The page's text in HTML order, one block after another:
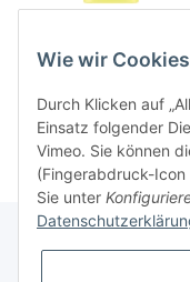
Touch 0.6l
24,90 CHF*
Wie wir
Durch Klicken auf
Einsatz folgender
Vimeo. Sie können
(Fingerabdruck-Icon
Sie unter